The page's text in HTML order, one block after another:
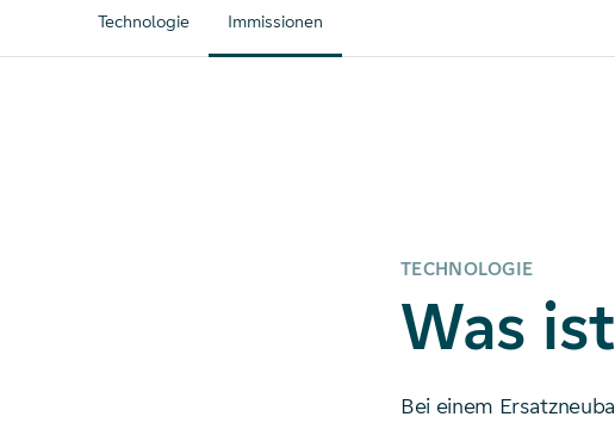
Technologie Immissionen
TECHNOLOGIE
Was
Bei einem